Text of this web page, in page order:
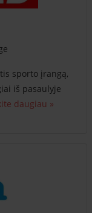
sporto įrangą,
iš pasaulyje
daugiau »